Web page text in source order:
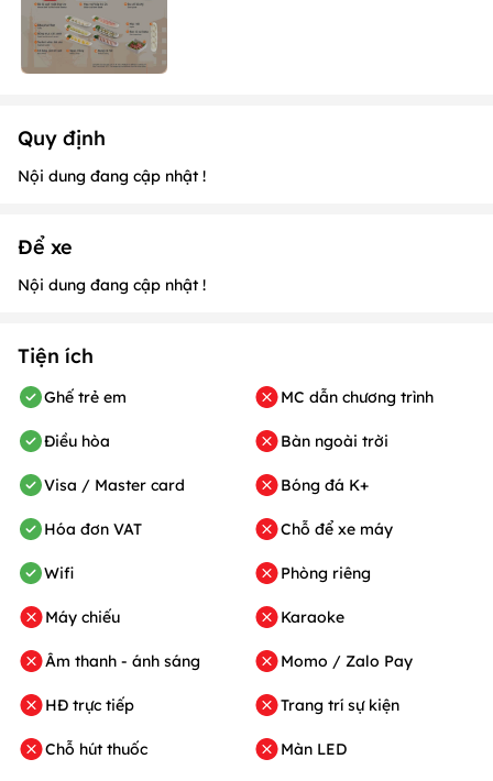
Quy định
Nội dung đang cập nhật !
Để xe
Nội dung đang cập nhật !
Tiện ích
Ghế trẻ em
Điều hòa
Visa / Master card
Hóa đơn VAT
Wifi
Máy chiếu
Âm thanh - ánh sáng
HĐ trực tiếp
Chỗ hút thuốc
MC dẫn chương trình
Bàn ngoài trời
Bóng đá K+
Chỗ để xe máy
Phòng riêng
Karaoke
Momo / Zalo Pay
Trang trí sự kiện
Màn LED